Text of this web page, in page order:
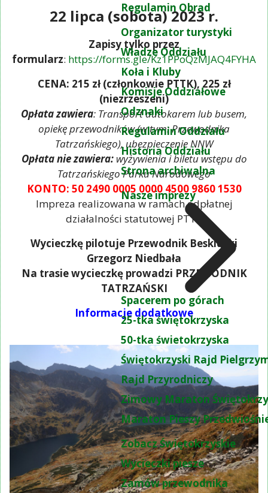
Regulamin Obrad
Organizator turystyki
Władze Oddziału
Koła i Kluby
Komisje Oddziałowe
Odznaki
Regulamin Oddziału
Historia Oddziału
Strona archiwalna
Nasze imprezy
Spacerem po górach
25-tka świętokrzyska
50-tka świetokrzyska
Świętokrzyski Rajd
Rajd Przyrodniczy
Zimowy Maraton
Maraton Pieszy
Zobacz Świętokrzyskie
Wycieczki piesze
Zamów przewodnika
22 lipca (sobota) 2023 r.
Zapisy tylko przez
formularz: https://forms.gle/Kz1PPoQzMJAQ4FYHA
CENA: 215 zł (członkowie PTTK), 225 zł
(niezrzeszeni)
Opłata zawiera: Transport autokarem lub busem,
opiekę przewodników (w tym: Przewodnika
Tatrzańskiego), ubezpieczenie NNW
Opłata nie zawiera:wyżywienia i biletu wstępu do
Tatrzańskiego Parku Narodowego
KONTO: 50 2490 0005 0000 4500 9860 1530
Impreza realizowana w ramach odpłatnej
działalności statutowej PTTK
Wycieczkę pilotuje Przewodnik Beskidzki
Grzegorz Niedbała
Na trasie wycieczkę prowadzi PRZEWODNIK
TATRZAŃSKI
Informacje dodatkowe